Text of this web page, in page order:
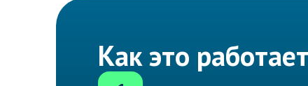
Как это